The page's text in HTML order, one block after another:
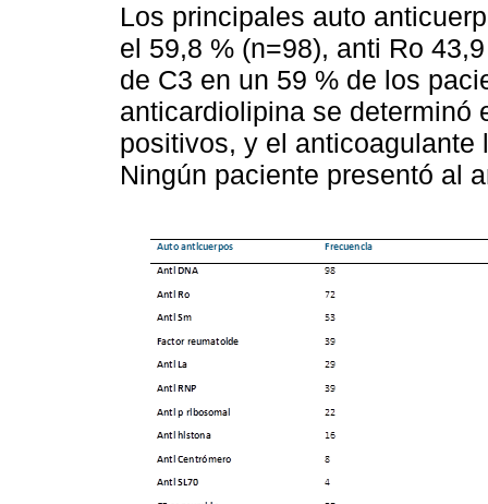
Los principales auto
el 59,8 % (n=98), anti Ro
de C3 en un 59 % de los
anticardiolipina se determinó
positivos, y el anticoagulante
Ningún paciente presentó al